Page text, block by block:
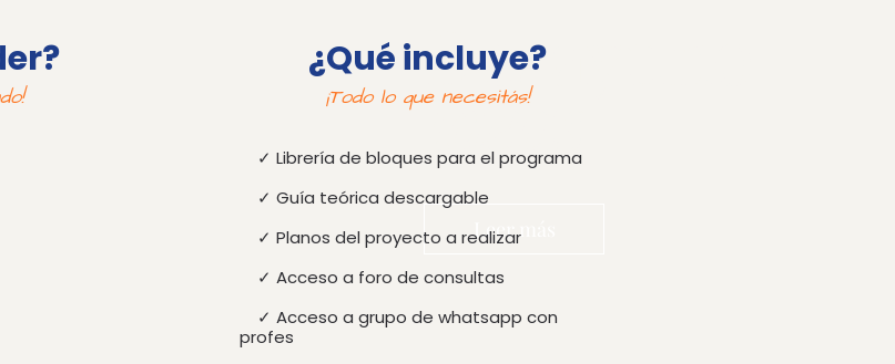
Desayuno
Ideas
Leer más
¿Qué incluye?
¡Todo lo que necesitás!
✓ Librería de bloques para el programa​
✓ Guía teórica descargable
✓ Planos del proyecto a realizar
✓ Acceso a foro de consultas
✓ Acceso a grupo de whatsapp con
profes